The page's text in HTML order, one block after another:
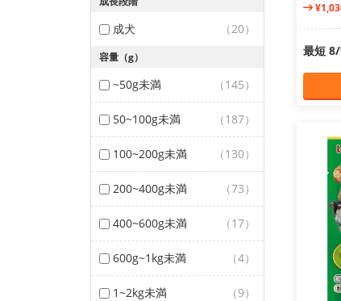
成犬 （20）
容量（g）
~50g未満 （145）
50~100g未満 （187）
100~200g未満 （130）
200~400g未満 （73）
400~600g未満 （17）
600g~1kg未満 （4）
1~2kg未満 （9）
最短 8/